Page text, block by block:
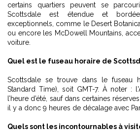
certains quartiers peuvent se
Scottsdale est étendue et
exceptionnels, comme le Desert
ou encore les McDowell Mountains,
voiture.
Quel est le fuseau horaire de
Scottsdale se trouve dans le fuseau
Standard Time), soit GMT-7. À noter :
l’heure d’été, sauf dans certaines
il y a donc 9 heures de décalage avec
Quels sont les incontournables à